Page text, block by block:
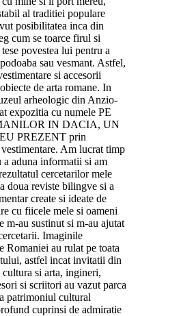
al traditiei populare
posibilitatea inca din
cum se toarce firul si
povestea lui pentru a
sau vesmant. Astfel,
si accesorii
de arta romane. In
arheologic din Anzio-
expozitia cu numele PE
IN DACIA, UN
PREZENT prin
Am lucrat timp
a aduna informatii si am
cercetarilor mele
doua reviste bilingve si a
create si ideate de
cu fiicele mele si oameni
m-au sustinut si m-au ajutat
Imaginile
Romaniei au rulat pe toata
astfel incat invitatii din
si arta, ingineri,
si scriitori au vazut parca
patrimoniul cultural
cuprinsi de admiratie